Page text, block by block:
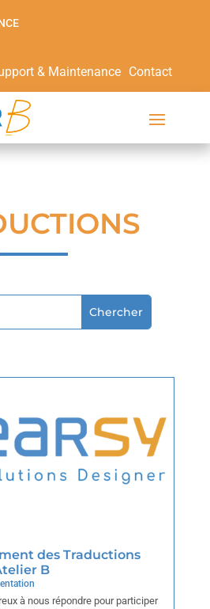
& Maintenance Contact
des Traductions
B
à nous répondre pour participer